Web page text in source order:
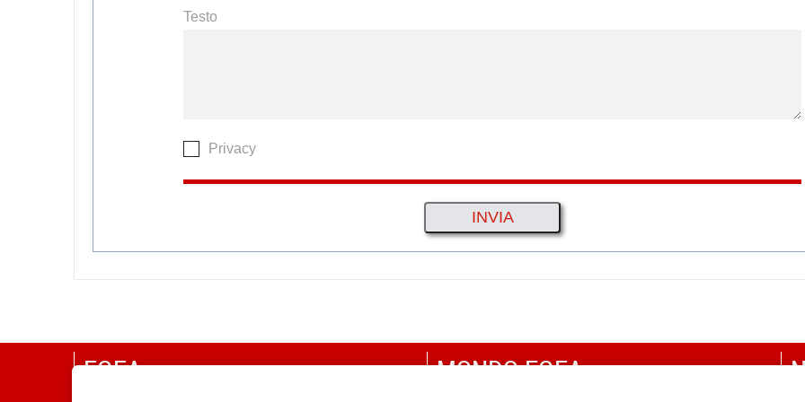
Testo
Privacy
EGEA MONDO EGEA